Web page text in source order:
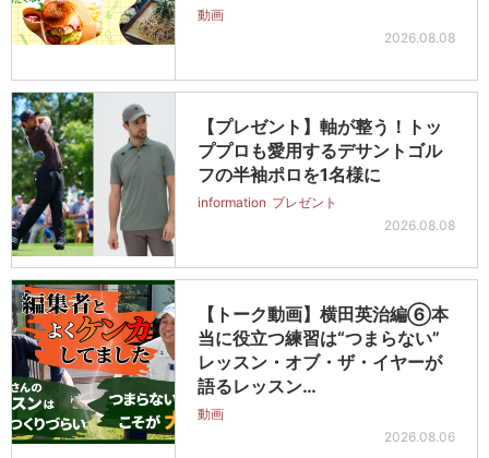
動画
2026.08.08
【プレゼント】軸が整う！トッ
ププロも愛用するデサントゴル
フの半袖ポロを1名様に
information プレゼント
2026.08.08
【トーク動画】横田英治編⑥本
当に役立つ練習は“つまらない”
レッスン・オブ・ザ・イヤーが
語るレッスン…
動画
2026.08.06